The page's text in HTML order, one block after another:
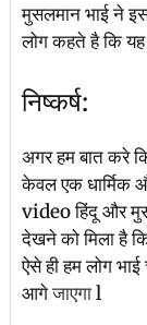
मुसलमान भाई ने
लोग कहते है कि यह
निष्कर्ष:
अगर हम बात करे
केवल एक धार्मिक
video हिंदू और
देखने को मिला है
ऐसे ही हम लोग
आगेजाएगाl